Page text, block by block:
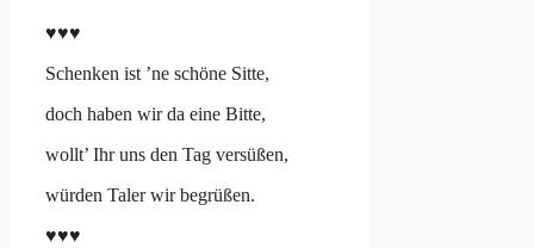
♥♥♥
Schenken ist ’ne schöne Sitte,
doch haben wir da eine Bitte,
wollt’ Ihr uns den Tag versüßen,
würden Taler wir begrüßen.
♥♥♥